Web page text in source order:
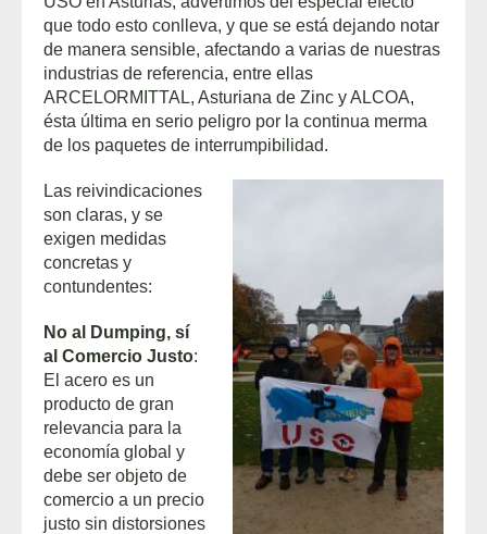
que todo esto conlleva, y que se está dejando notar
de manera sensible, afectando a varias de nuestras
industrias de referencia, entre ellas
ARCELORMITTAL, Asturiana de Zinc y ALCOA,
ésta última en serio peligro por la continua merma
de los paquetes de interrumpibilidad.
Las reivindicaciones
son claras, y se
exigen medidas
concretas y
contundentes:
No al Dumping, sí
al Comercio Justo:
El acero es un
producto de gran
relevancia para la
economía global y
debe ser objeto de
comercio a un precio
justo sin distorsiones